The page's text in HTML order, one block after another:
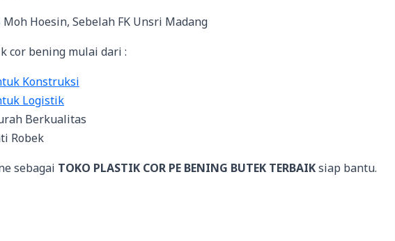
Moh Hoesin, Sebelah FK Unsri Madang
cor bening mulai dari :
Konstruksi
Logistik
Berkualitas
Robek
sebagai TOKO PLASTIK COR PE BENING BUTEK TERBAIKsiap bantu.